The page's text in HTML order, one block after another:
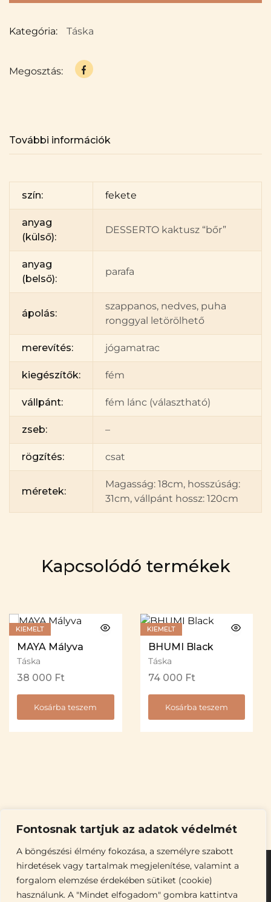
Fontosnak tartjuk az adatok védelmét
A böngészési élmény fokozása, a személyre szabott
hirdetések vagy tartalmak megjelenítése, valamint a
forgalom elemzése érdekében sütiket (cookie)
használunk. A "Mindet elfogadom" gombra kattintva
Kategória: Táska
Megosztás:
További információk
szín: fekete
anyag
(külső):
DESSERTO kaktusz “bőr”
anyag
(belső):
parafa
ápolás:
szappanos, nedves, puha
ronggyal letörölhető
merevítés: jógamatrac
kiegészítők: fém
vállpánt: fém lánc (választható)
zseb: –
rögzítés: csat
méretek:
Magasság: 18cm, hosszúság:
31cm, vállpánt hossz: 120cm
Kapcsolódó termékek
KIEMELT
Táska
MAYA Mályva
38 000 Ft
Kosárba teszem
KIEMELT
Táska
BHUMI Black
74 000 Ft
Kosárba teszem